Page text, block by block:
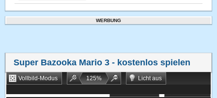
WERBUNG
Super Bazooka Mario 3 - kostenlos spielen
Vollbild-Modus 125%
Licht aus